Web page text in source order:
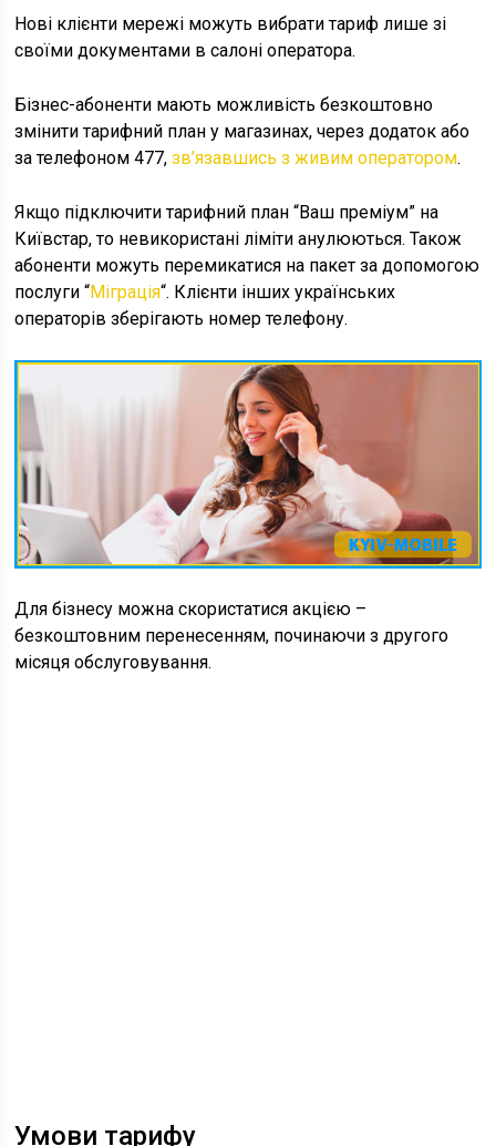
Нові клієнти мережі можуть вибрати тариф лише зі
своїми документами в салоні оператора.
Бізнес-абоненти мають можливість безкоштовно
змінити тарифний план у магазинах, через додаток або
за телефоном 477,зв’язавшись з живим оператором.
Якщо підключити тарифний план “Ваш преміум” на
Київстар, то невикористані ліміти анулюються. Також
абоненти можуть перемикатися на пакет за допомогою
послуги “Міграція“. Клієнти інших українських
операторів зберігають номер телефону.
Для бізнесу можна скористатися акцією –
безкоштовним перенесенням, починаючи з другого
місяця обслуговування.
Умови тарифу